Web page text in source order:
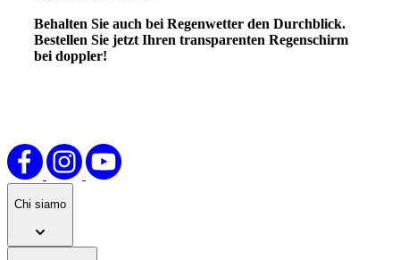
Behalten Sie auch bei Regenwetter den Durchblick.
Bestellen Sie jetzt Ihren transparenten Regenschirm
bei doppler!
Chi siamo